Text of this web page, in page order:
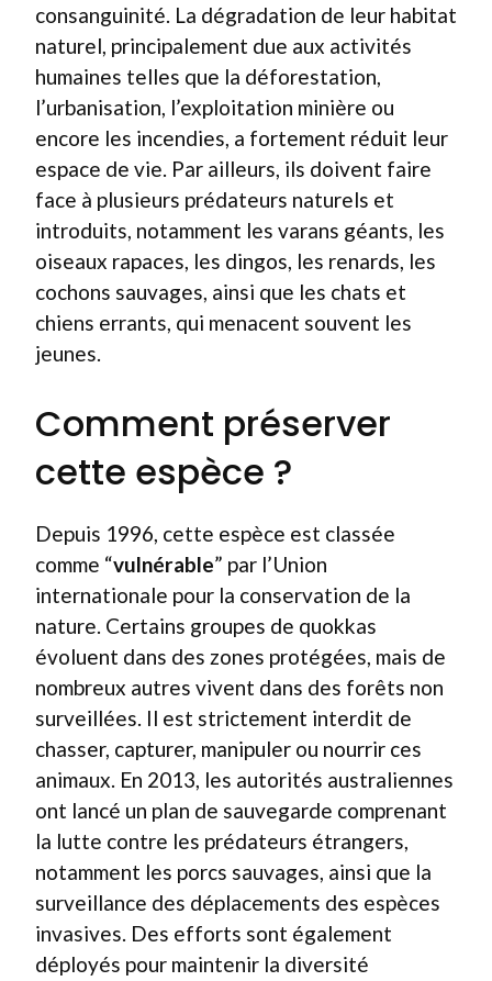
consanguinité. La dégradation de leur habitat
naturel, principalement due aux activités
humaines telles que la déforestation,
l’urbanisation, l’exploitation minière ou
encore les incendies, a fortement réduit leur
espace de vie. Par ailleurs, ils doivent faire
face à plusieurs prédateurs naturels et
introduits, notamment les varans géants, les
oiseaux rapaces, les dingos, les renards, les
cochons sauvages, ainsi que les chats et
chiens errants, qui menacent souvent les
jeunes.
Comment préserver
cette espèce ?
Depuis 1996, cette espèce est classée
comme “vulnérable” par l’Union
internationale pour la conservation de la
nature. Certains groupes de quokkas
évoluent dans des zones protégées, mais de
nombreux autres vivent dans des forêts non
surveillées. Il est strictement interdit de
chasser, capturer, manipuler ou nourrir ces
animaux. En 2013, les autorités australiennes
ont lancé un plan de sauvegarde comprenant
la lutte contre les prédateurs étrangers,
notamment les porcs sauvages, ainsi que la
surveillance des déplacements des espèces
invasives. Des efforts sont également
déployés pour maintenir la diversité